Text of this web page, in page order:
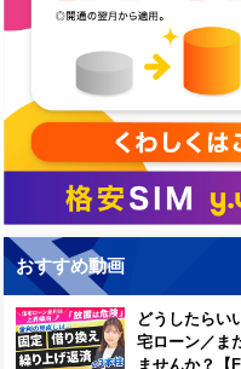
おすすめ動画
どうしたらい
宅ローン／ま
ませんか？【